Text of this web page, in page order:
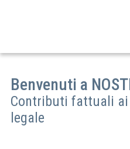
Benvenuti a
Contributi fattuali
legale